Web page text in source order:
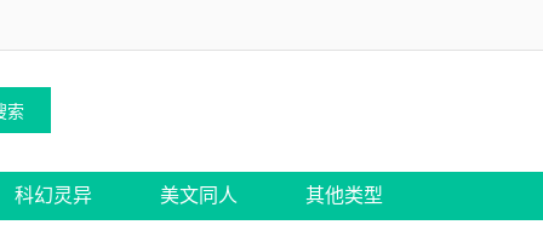
科幻灵异 美文同人 其他类型